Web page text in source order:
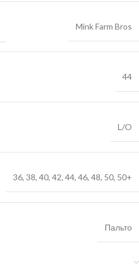
Mink Farm Bros
44
L/O
36, 38, 40, 42, 44, 46, 48, 50, 50+
Пальто